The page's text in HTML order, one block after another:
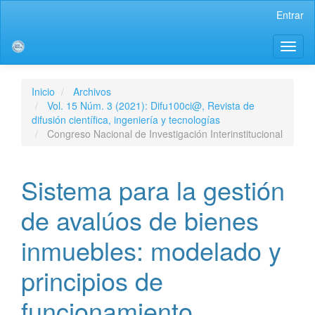
contenido
de
Navegación
principal
Contenido
Entrar
Inicio
Archivos
Vol. 15 Núm. 3 (2021): Difu100ci@, Revista de
difusión científica, ingeniería y tecnologías
Congreso Nacional de Investigación Interinstitucional
Sistema para la gestión
de avalúos de bienes
inmuebles: modelado y
principios de